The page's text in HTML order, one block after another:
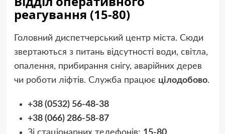
реагування (15-80)
Головний диспетчерський центр міста. Сюди
звертаються з питань відсутності води, світла,
опалення, прибирання снігу, аварійних дерев
чи роботи ліфтів. Служба працює цілодобово.
+38 (0532) 56-48-38
+38 (066) 286-58-87